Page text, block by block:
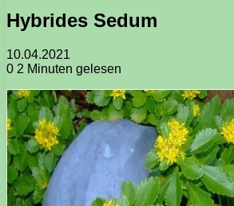
Hybrides Sedum
10.04.2021
0 2 Minuten gelesen